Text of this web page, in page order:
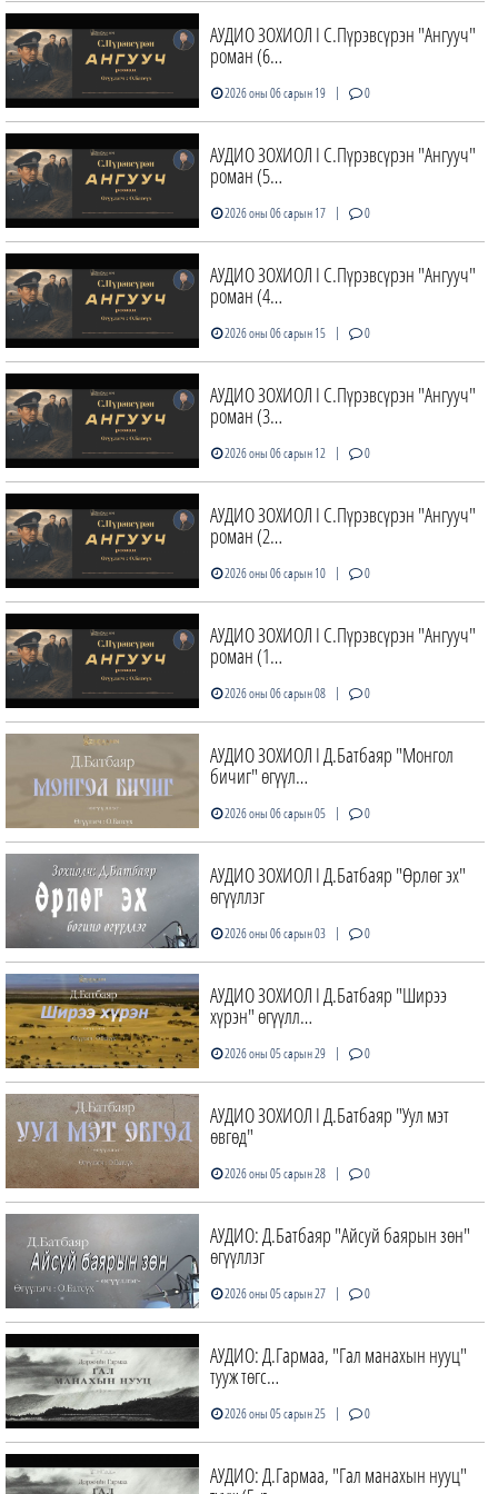
АУДИО ЗОХИОЛ I С.Пүрэвсүрэн "Ангууч"
роман (6…
2026 оны 06 сарын 19 | 0
АУДИО ЗОХИОЛ I С.Пүрэвсүрэн "Ангууч"
роман (5…
2026 оны 06 сарын 17 | 0
АУДИО ЗОХИОЛ I С.Пүрэвсүрэн "Ангууч"
роман (4…
2026 оны 06 сарын 15 | 0
АУДИО ЗОХИОЛ I С.Пүрэвсүрэн "Ангууч"
роман (3…
2026 оны 06 сарын 12 | 0
АУДИО ЗОХИОЛ I С.Пүрэвсүрэн "Ангууч"
роман (2…
2026 оны 06 сарын 10 | 0
АУДИО ЗОХИОЛ I С.Пүрэвсүрэн "Ангууч"
роман (1…
2026 оны 06 сарын 08 | 0
АУДИО ЗОХИОЛ I Д.Батбаяр "Монгол
бичиг" өгүүл…
2026 оны 06 сарын 05 | 0
АУДИО ЗОХИОЛ I Д.Батбаяр "Өрлөг эх"
өгүүллэг
2026 оны 06 сарын 03 | 0
АУДИО ЗОХИОЛ I Д.Батбаяр "Ширээ
хүрэн" өгүүлл…
2026 оны 05 сарын 29 | 0
АУДИО ЗОХИОЛ I Д.Батбаяр "Уул мэт
өвгөд"
2026 оны 05 сарын 28 | 0
АУДИО: Д.Батбаяр "Айсуй баярын зөн"
өгүүллэг
2026 оны 05 сарын 27 | 0
АУДИО: Д.Гармаа, "Гал манахын нууц"
тууж төгс…
2026 оны 05 сарын 25 | 0
АУДИО: Д.Гармаа, "Гал манахын нууц"